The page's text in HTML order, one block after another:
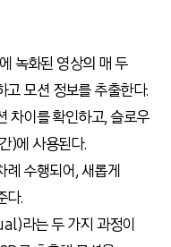
녹화된 영상의 매 두
모션 정보를 추출한다.
차이를 확인하고, 슬로우
)에 사용된다.
례 수행되어, 새롭게
다.
라는 두 가지 과정이